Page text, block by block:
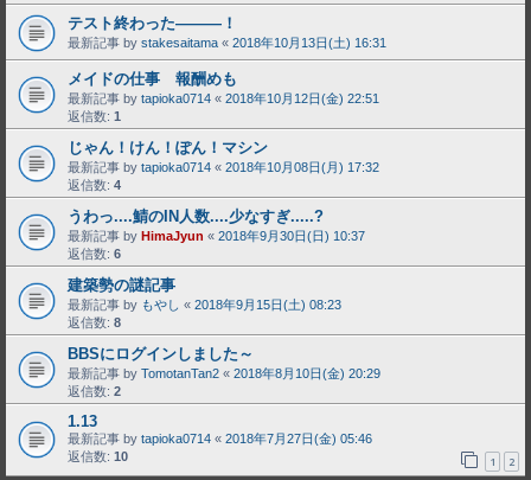
テスト終わった―――！
最新記事 by stakesaitama « 2018年10月13日(土) 16:31
メイドの仕事 報酬めも
最新記事 by tapioka0714 « 2018年10月12日(金) 22:51
返信数: 1
じゃん！けん！ぽん！マシン
最新記事 by tapioka0714 « 2018年10月08日(月) 17:32
返信数: 4
うわっ....鯖のIN人数....少なすぎ.....?
最新記事 by HimaJyun « 2018年9月30日(日) 10:37
返信数: 6
建築勢の謎記事
最新記事 by もやし « 2018年9月15日(土) 08:23
返信数: 8
BBSにログインしました～
最新記事 by TomotanTan2 « 2018年8月10日(金) 20:29
返信数: 2
1.13
最新記事 by tapioka0714 « 2018年7月27日(金) 05:46
返信数: 10 1 2